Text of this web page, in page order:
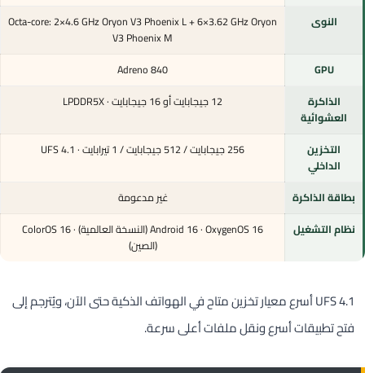
النوى
Octa-core: 2×4.6 GHz Oryon V3 Phoenix L + 6×3.62 GHz Oryon
V3 Phoenix M
GPU
Adreno 840
الذاكرة
العشوائية
12 جيجابايت أو 16 جيجابايت · LPDDR5X
التخزين
الداخلي
256 جيجابايت / 512 جيجابايت / 1 تيرابايت · UFS 4.1
بطاقة الذاكرة
غير مدعومة
نظام التشغيل
Android 16 · OxygenOS 16 (النسخة العالمية) · ColorOS 16
(الصين)
UFS 4.1 أسرع معيار تخزين متاح في الهواتف الذكية حتى الآن، ويُترجم إلى
فتح تطبيقات أسرع ونقل ملفات أعلى سرعة.